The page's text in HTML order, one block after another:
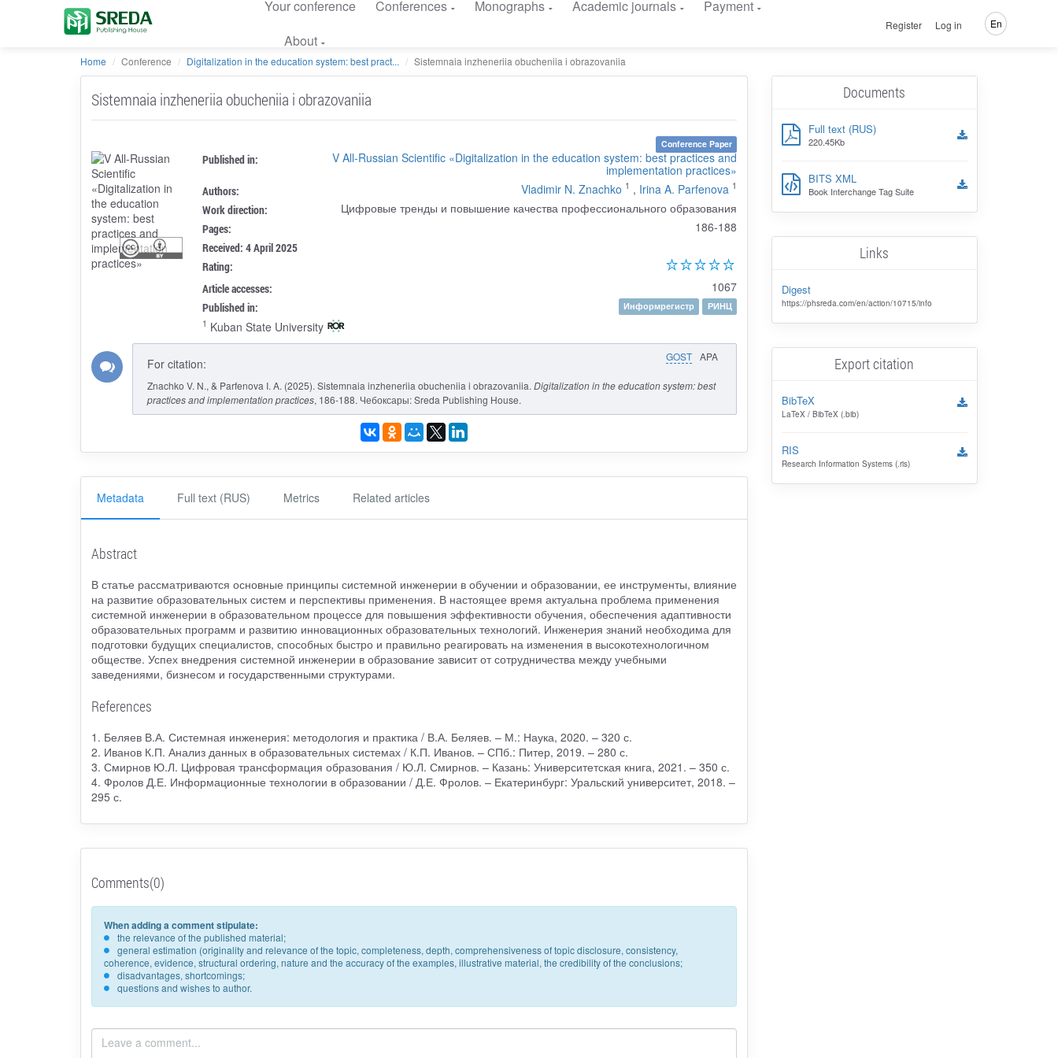
Your conference Conferences Monographs Academic journals
Payment
About
Register Log in En
Home Conference Digitalization in the education system: best pract... Sistemnaia inzheneriia obucheniia i obrazovaniia
Sistemnaia inzheneriia obucheniia i obrazovaniia
Conference Paper
Published in:
V All-Russian Scientific «Digitalization in the education system: best practices and
implementation practices»
Authors: Vladimir N. Znachko 1 , Irina A. Parfenova 1
Work direction: Цифровые тренды и повышение качества профессионального образования
Pages: 186-188
Received: 4 April 2025
Rating:
Article accesses:
1067
Published in: Информрегистр
РИНЦ
1 Kuban State University
GOST APA
For citation:
Znachko V. N., & Parfenova I. A. (2025). Sistemnaia inzheneriia obucheniia i obrazovaniia. Digitalization in the education system: best
practices and implementation practices, 186-188. Чебоксары: Sreda Publishing House.
Metadata Full text (RUS) Metrics Related articles
Abstract
В статье рассматриваются основные принципы системной инженерии в обучении и образовании, ее инструменты, влияние
на развитие образовательных систем и перспективы применения. В настоящее время актуальна проблема применения
системной инженерии в образовательном процессе для повышения эффективности обучения, обеспечения адаптивности
образовательных программ и развитию инновационных образовательных технологий. Инженерия знаний необходима для
подготовки будущих специалистов, способных быстро и правильно реагировать на изменения в высокотехнологичном
обществе. Успех внедрения системной инженерии в образование зависит от сотрудничества между учебными
заведениями, бизнесом и государственными структурами.
References
1. Беляев В.А. Системная инженерия: методология и практика / В.А. Беляев. – М.: Наука, 2020. – 320 с.
2. Иванов К.П. Анализ данных в образовательных системах / К.П. Иванов. – СПб.: Питер, 2019. – 280 с.
3. Смирнов Ю.Л. Цифровая трансформация образования / Ю.Л. Смирнов. – Казань: Университетская книга, 2021. – 350 с.
4. Фролов Д.Е. Информационные технологии в образовании / Д.Е. Фролов. – Екатеринбург: Уральский университет, 2018. –
295 с.
Comments(0)
When adding a comment stipulate:
the relevance of the published material;
general estimation (originality and relevance of the topic, completeness, depth, comprehensiveness of topic disclosure, consistency,
coherence, evidence, structural ordering, nature and the accuracy of the examples, illustrative material, the credibility of the conclusions;
disadvantages, shortcomings;
questions and wishes to author.
Documents
Full text (RUS)
220.45Kb
BITS XML
Book Interchange Tag Suite
Links
Digest
https://phsreda.com/en/action/10715/info
Export citation
BibTeX
LaTeX / BibTeX (.bib)
RIS
Research Information Systems (.ris)